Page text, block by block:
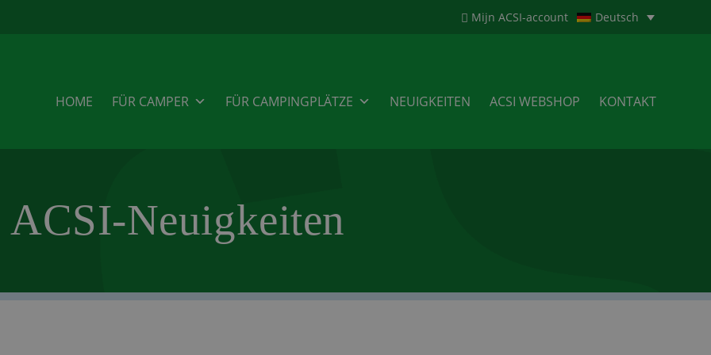
Mijn ACSI-account Deutsch
HOME FÜR CAMPER FÜR CAMPINGPLÄTZE NEUIGKEITEN ACSI WEBSHOP KONTAKT
ACSI-Neuigkeiten